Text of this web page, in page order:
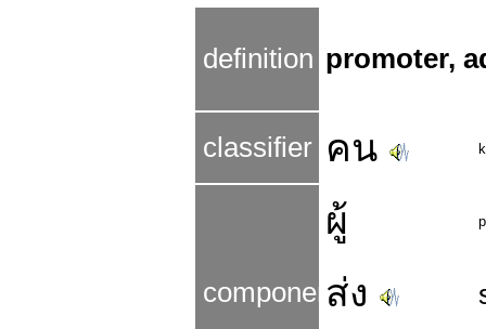
definition promoter,
classifier คน
components
ผู้
ส่ง